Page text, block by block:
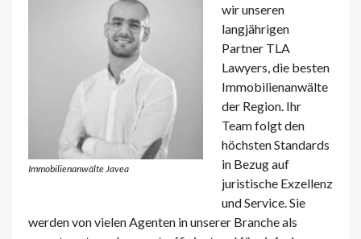
Immobilienanwälte Javea
wir unseren
langjährigen
Partner TLA
Lawyers, die besten
Immobilienanwälte
der Region. Ihr
Team folgt den
höchsten Standards
in Bezug auf
juristische Exzellenz
und Service. Sie
werden von vielen Agenten in unserer Branche als